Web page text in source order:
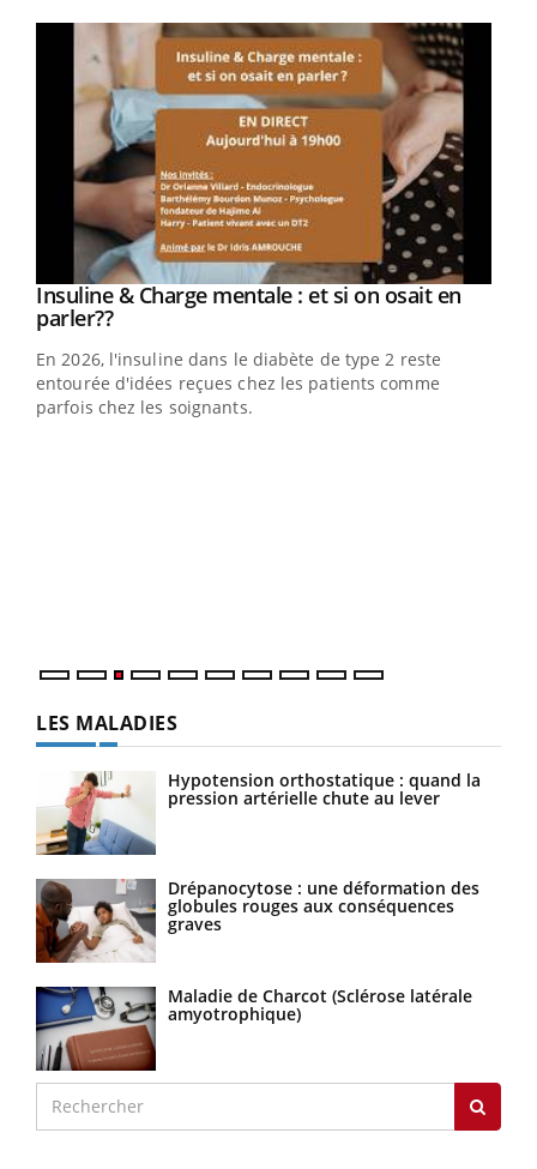
Youtube
Insuline & Charge mentale : et si on osait en
parler??Youtube
En 2026, l'insuline dans le diabète de type 2 reste
entourée d'idées reçues chez les patients comme
parfois chez les soignants.
LES MALADIES
Hypotension orthostatique : quand la
pression artérielle chute au lever
Drépanocytose : une déformation des
globules rouges aux conséquences
graves
Maladie de Charcot (Sclérose latérale
amyotrophique)